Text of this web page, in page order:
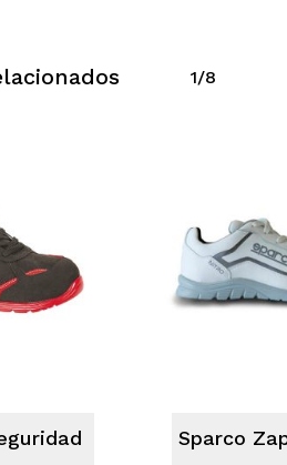
en el carrito.
1/8
Sparco